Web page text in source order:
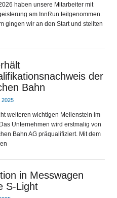
haben unsere Mitarbeiter mit
am InnRun teilgenommen.
gingen wir an den Start und stellten
der
Bahn
2025
weiteren wichtigen Meilenstein im
Unternehmen wird erstmalig von
Bahn AG präqualifiziert. Mit dem
in Messwagen
S-Light